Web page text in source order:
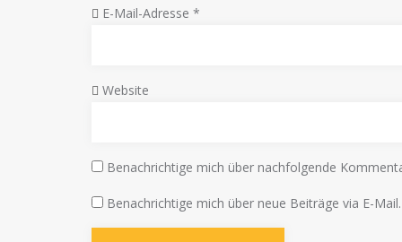
E-Mail-Adresse *
Website
Benachrichtige mich über nachfolgende
Benachrichtige mich über neue Beiträge via E-Mail.